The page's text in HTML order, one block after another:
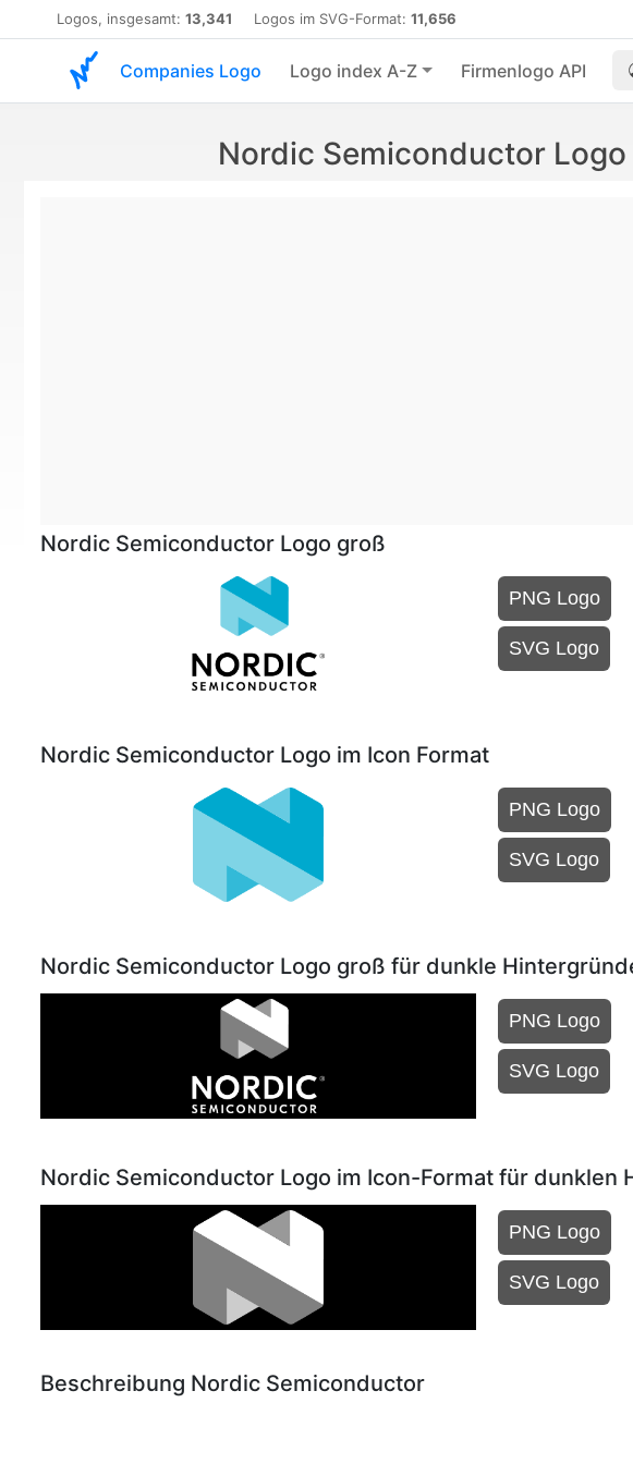
Logos, insgesamt: 13,341 Logos im SVG-Format: 11,656
Companies Logo Logo index A-Z Firmenlogo API
Nordic Semiconductor
Nordic Semiconductor Logo groß
PNG Logo
SVG Logo
Nordic Semiconductor Logo im Icon Format
PNG Logo
SVG Logo
Nordic Semiconductor Logo groß für dunkle
PNG Logo
SVG Logo
Nordic Semiconductor Logo im Icon-Format für dunklen
PNG Logo
SVG Logo
Beschreibung Nordic Semiconductor